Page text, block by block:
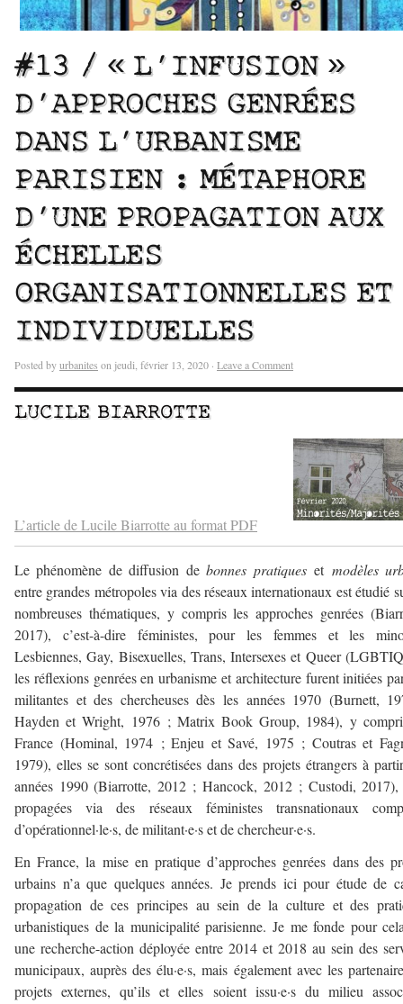
#13 / « L’INFUSION »
D’APPROCHES GENRÉES
DANS L’URBANISME
PARISIEN : MÉTAPHORE
D’UNE PROPAGATION AUX
ÉCHELLES
ORGANISATIONNELLES ET
INDIVIDUELLES
Posted byurbanites on jeudi, février 13, 2020 · Leave a Comment
LUCILE BIARROTTE
L’article de Lucile Biarrotte au format PDF
Le phénomène de diffusion debonnes pratiqueset modèles
entre grandes métropoles via des réseaux internationaux est étudié
nombreuses thématiques, y compris les approches genrées
2017), c’est-à-dire féministes, pour les femmes et les
Lesbiennes, Gay, Bisexuelles, Trans, Intersexes et Queer
les réflexions genrées en urbanisme et architecture furent initiées
militantes et des chercheuses dès les années 1970 (Burnett,
Hayden et Wright, 1976 ; Matrix Book Group, 1984), y
France (Hominal, 1974 ; Enjeu et Savé, 1975 ; Coutras et
1979), elles se sont concrétisées dans des projets étrangers à
années 1990 (Biarrotte, 2012 ; Hancock, 2012 ; Custodi, 2017),
propagées via des réseaux féministes transnationaux
d’opérationnel·le·s, de militant·e·s et de chercheur·e·s.
En France, la mise en pratique d’approches genrées dans des
urbains n’a que quelques années. Je prends ici pour étude de
propagation de ces principes au sein de la culture et des
urbanistiques de la municipalité parisienne. Je me fonde pour
une recherche-action déployée entre 2014 et 2018 au sein des
municipaux, auprès des élu·e·s, mais également avec les
projets externes, qu’ils et elles soient issu·e·s du milieu